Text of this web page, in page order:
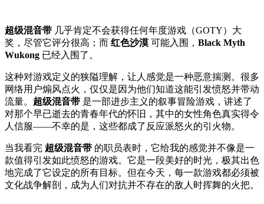
超级混音带 几乎肯定不会获得任何年度游戏（GOTY）大
奖，尽管它评分很高；而 红色沙漠 可能入围， Black Myth
Wukong 已经入围了。
这种对游戏定义的狭隘理解，让人感觉是一种恶意揣测。很多
网络用户煽风点火，仅仅是因为他们知道这能引发愤怒并带动
流量。 超级混音带 是一部进步主义的叙事冒险游戏，讲述了
对那个早已逝去的青春年代的怀旧，其中的女性角色真实得令
人信服——不幸的是，这些都成了反应派怒火的引火物。
当我看完 超级混音带 的职员表时，它给我的感觉并不像是一
款值得引发如此愤怒的游戏。它是一段美好的时光，极其出色
地完成了它设定的所有目标。但在今天，每一款游戏都必须被
文化战争解剖，成为人们对抗并不存在的敌人时挥舞的火把。